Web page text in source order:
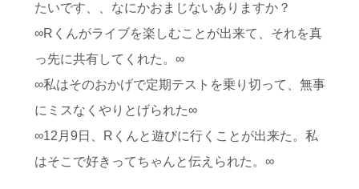
たいです、、なにかおまじないありますか？
∞Rくんがライブを楽しむことが出来て、それを真
っ先に共有してくれた。∞
∞私はそのおかげで定期テストを乗り切って、無事
にミスなくやりとげられた∞
∞12月9日、Rくんと遊びに行くことが出来た。私
はそこで好きってちゃんと伝えられた。∞